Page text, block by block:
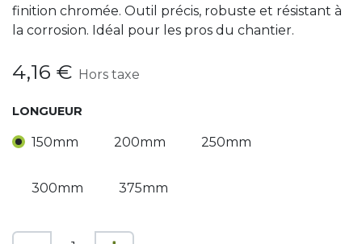
finition chromée. Outil précis, robuste et résistant à
la corrosion. Idéal pour les pros du chantier.
4,16 € Hors taxe
LONGUEUR
150mm 200mm 250mm
300mm 375mm